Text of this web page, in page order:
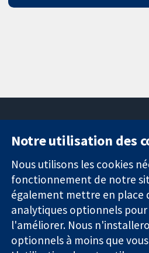
Des données
probantes.
Des décisions
éclairées.
Une meilleure
santé.
11-13
Square
Londres
W1G0AN
Royaume-
Notre utilisation des
Nous utilisons les cookies
fonctionnement de notre
également mettre en place
analytiques optionnels pour
l'améliorer. Nous
optionnels à moins que